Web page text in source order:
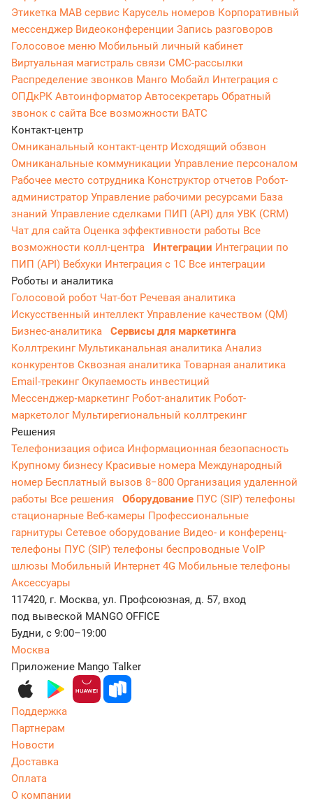
Этикетка МАВ сервис Карусель номеров Корпоративный
мессенджер Видеоконференции Запись разговоров
Голосовое меню Мобильный личный кабинет
Виртуальная магистраль связи СМС-рассылки
Распределение звонков Манго Мобайл Интеграция с
ОПДкРК Автоинформатор Автосекретарь Обратный
звонок с сайта Все возможности ВАТС
Контакт-центр
Омниканальный контакт-центр Исходящий обзвон
Омниканальные коммуникации Управление персоналом
Рабочее место сотрудника Конструктор отчетов Робот-
администратор Управление рабочими ресурсами База
знаний Управление сделками ПИП (API) для УВК (CRM)
Чат для сайта Оценка эффективности работы Все
возможности колл-центра
Интеграции Интеграции по
ПИП (API) Вебхуки Интеграция с 1С Все интеграции
Роботы и аналитика
Голосовой робот Чат-бот Речевая аналитика
Искусственный интеллект Управление качеством (QM)
Бизнес-аналитика
Сервисы для маркетинга
Коллтрекинг Мультиканальная аналитика Анализ
конкурентов Сквозная аналитика Товарная аналитика
Email-трекингОкупаемость инвестиций
Мессенджер‑маркетинг Робот-аналитик Робот-
маркетолог Мультирегиональный коллтрекинг
Решения
Телефонизация офиса Информационная безопасность
Крупному бизнесу Красивые номера Международный
номер Бесплатный вызов 8−800 Организация удаленной
работы Все решения Оборудование ПУС (SIP) телефоны
стационарные Веб-камеры Профессиональные
гарнитуры Сетевое оборудование Видео- и конференц-
телефоны ПУС (SIP) телефоны беспроводные VoIP
шлюзы Мобильный Интернет 4G Мобильные телефоны
Аксессуары
117420, г. Москва, ул. Профсоюзная, д. 57, вход
под вывеской MANGO OFFICE
Будни, с 9:00–19:00
Москва
Приложение Mango Talker
Поддержка
Партнерам
Новости
Доставка
Оплата
О компании